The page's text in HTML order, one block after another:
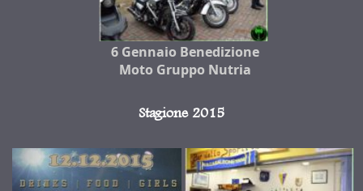
6 Gennaio Benedizione
Moto Gruppo Nutria
Stagione 2015